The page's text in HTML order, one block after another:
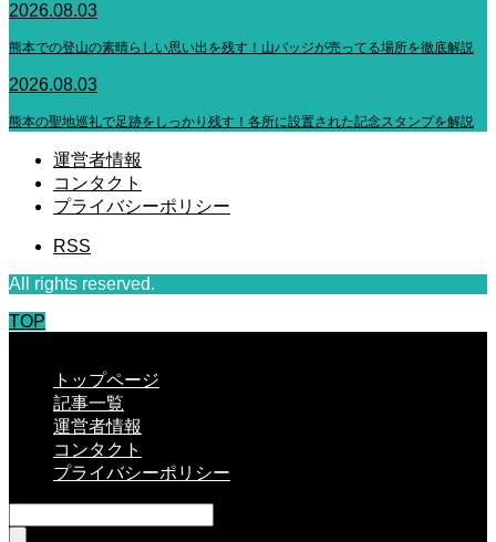
2026.08.03
熊本での登山の素晴らしい思い出を残す！山バッジが売ってる場所を徹底解説
2026.08.03
熊本の聖地巡礼で足跡をしっかり残す！各所に設置された記念スタンプを解説
運営者情報
コンタクト
プライバシーポリシー
RSS
All rights reserved.
TOP
トップページ
記事一覧
運営者情報
コンタクト
プライバシーポリシー